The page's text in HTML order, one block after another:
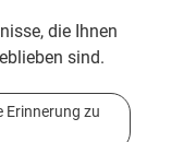
die Ihnen
sind.
Erinnerung zu